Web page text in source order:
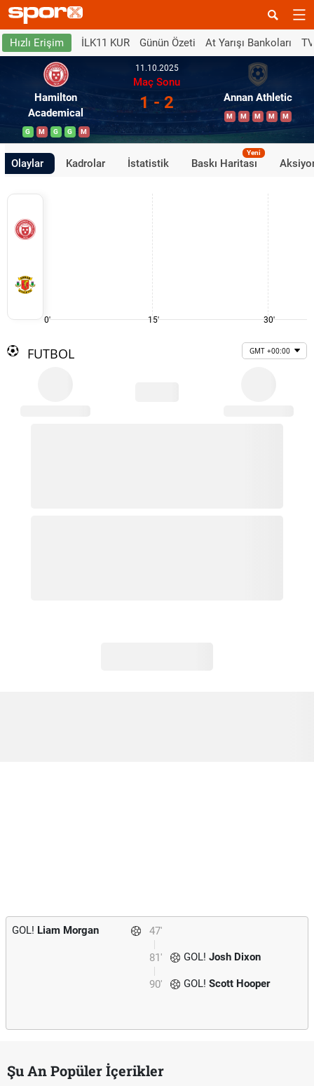
Hızlı Erişim İLK11 KUR Günün Özeti At Yarışı Bankoları
Hamilton
Academical
G M G G M
11.10.2025
Maç Sonu
1 - 2 Annan Athletic
M M M M M
Olaylar Kadrolar İstatistik Baskı Haritası
Yeni
0' 15' 30'
FUTBOL GMT +00:00
47'
GOL! Liam Morgan
81' GOL! Josh Dixon
90' GOL! Scott Hooper
Şu An Popüler İçerikler